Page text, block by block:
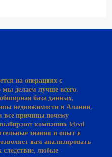
делаем лучше всего.
база данных,
недвижимости в Алании,
все причины почему
компанию Ideal
знания и опыт в
нам анализировать
следствие, любые